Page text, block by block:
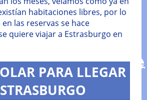
habitaciones libres, por lo
las reservas se hace
quiere viajar a Estrasburgo en
PARA LLEGAR